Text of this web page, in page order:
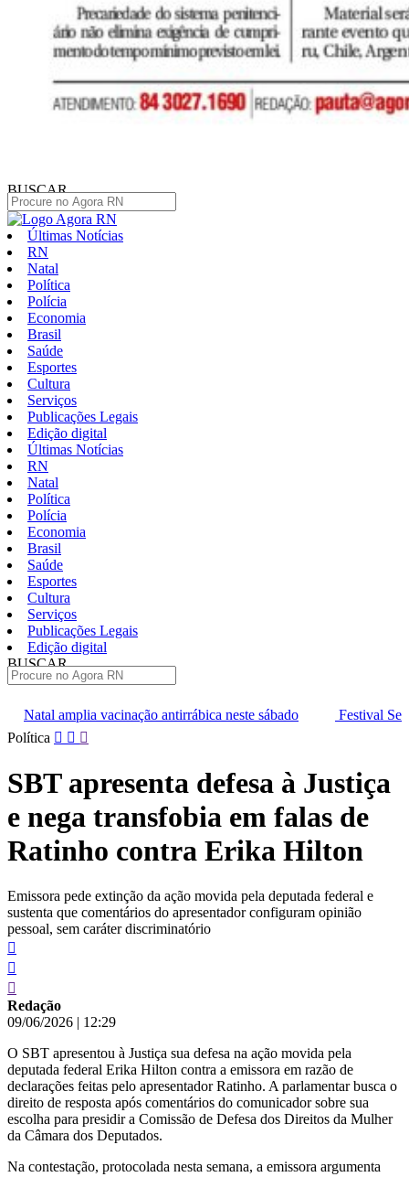
BUSCAR
Últimas Notícias
RN
Natal
Política
Polícia
Economia
Brasil
Saúde
Esportes
Cultura
Serviços
Publicações Legais
Edição digital
Últimas Notícias
RN
Natal
Política
Polícia
Economia
Brasil
Saúde
Esportes
Cultura
Serviços
Publicações Legais
Edição digital
BUSCAR
antirrábica neste sábado
Festival Sesc de Música entra na
Pular
conteúdo
Política
SBT apresenta defesa à Justiça
e nega transfobia em falas de
Ratinho contra Erika Hilton
Emissora pede extinção da ação movida pela deputada federal e
sustenta que comentários do apresentador configuram opinião
pessoal, sem caráter discriminatório
Redação
09/06/2026 | 12:29
O SBT apresentou à Justiça sua defesa na ação movida pela
deputada federal Erika Hilton contra a emissora em razão de
declarações feitas pelo apresentador Ratinho. A parlamentar busca o
direito de resposta após comentários do comunicador sobre sua
escolha para presidir a Comissão de Defesa dos Direitos da Mulher
da Câmara dos Deputados.
Na contestação, protocolada nesta semana, a emissora argumenta